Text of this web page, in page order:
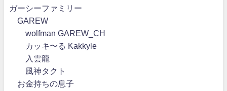
ガーシーファミリー
GAREW
wolfman GAREW_CH
カッキ〜る Kakkyle
入雲龍
風神タクト
お金持ちの息子